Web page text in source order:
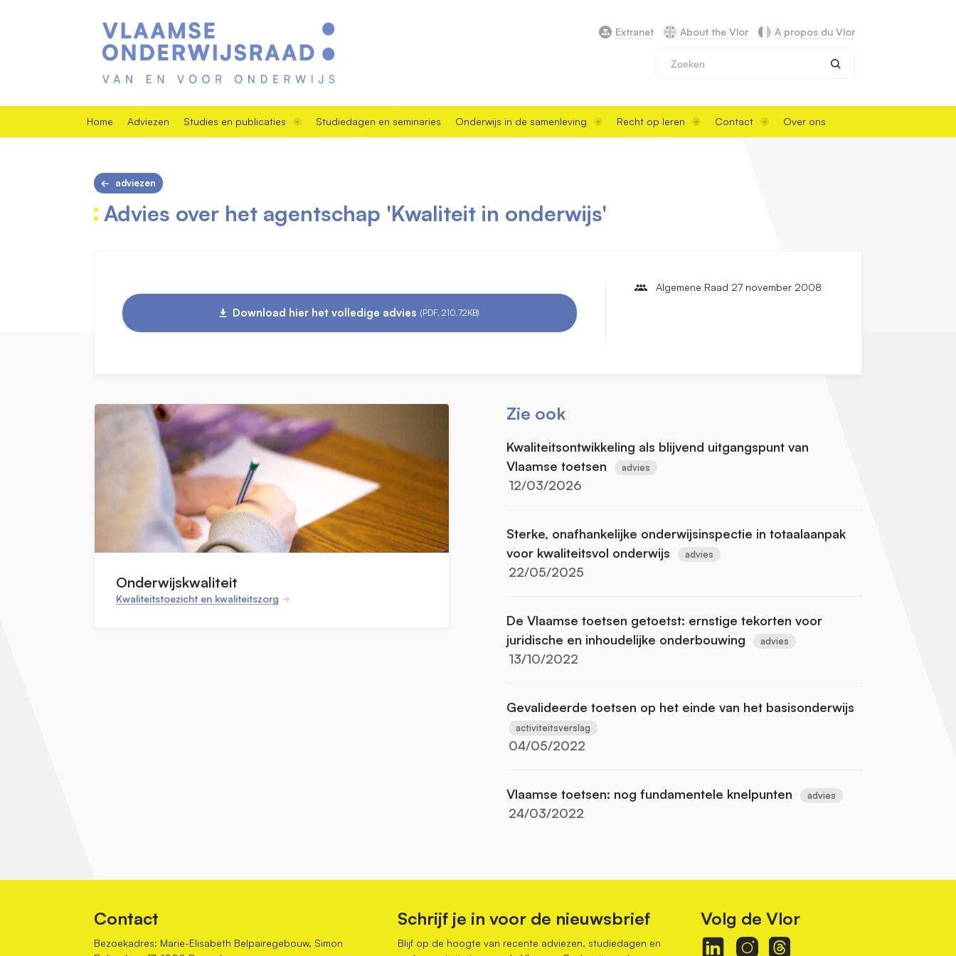
Extranet About the Vlor À propos du Vlor
Home Adviezen Studies en publicaties Studiedagen en seminaries Onderwijs in de samenleving Recht op leren Contact Over ons
adviezen
Advies over het agentschap 'Kwaliteit in onderwijs'
Download hier het volledige advies (PDF, 210.72KB)
Algemene Raad 27 november 2008
Onderwijskwaliteit
Kwaliteitstoezicht en kwaliteitszorg
Zie ook
Kwaliteitsontwikkeling als blijvend uitgangspunt van
Vlaamse toetsen
advies
12/03/2026
Sterke, onafhankelijke onderwijsinspectie in totaalaanpak
voor kwaliteitsvol onderwijs
advies
22/05/2025
De Vlaamse toetsen getoetst: ernstige tekorten voor
juridische en inhoudelijke onderbouwing
advies
13/10/2022
Gevalideerde toetsen op het einde van het basisonderwijs
activiteitsverslag
04/05/2022
Vlaamse toetsen: nog fundamentele knelpunten advies
24/03/2022
Contact
Bezoekadres: Marie-Elisabeth Belpairegebouw, Simon
Schrijf je in voor de nieuwsbrief
Blijf op de hoogte van recente adviezen, studiedagen en
Volg de Vlor